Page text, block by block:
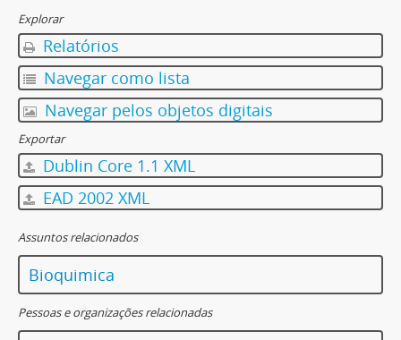
Explorar
Relatórios
Navegar como lista
Navegar pelos objetos digitais
Exportar
Dublin Core 1.1 XML
EAD 2002 XML
Assuntos relacionados
Bioquimica
Pessoas e organizações relacionadas